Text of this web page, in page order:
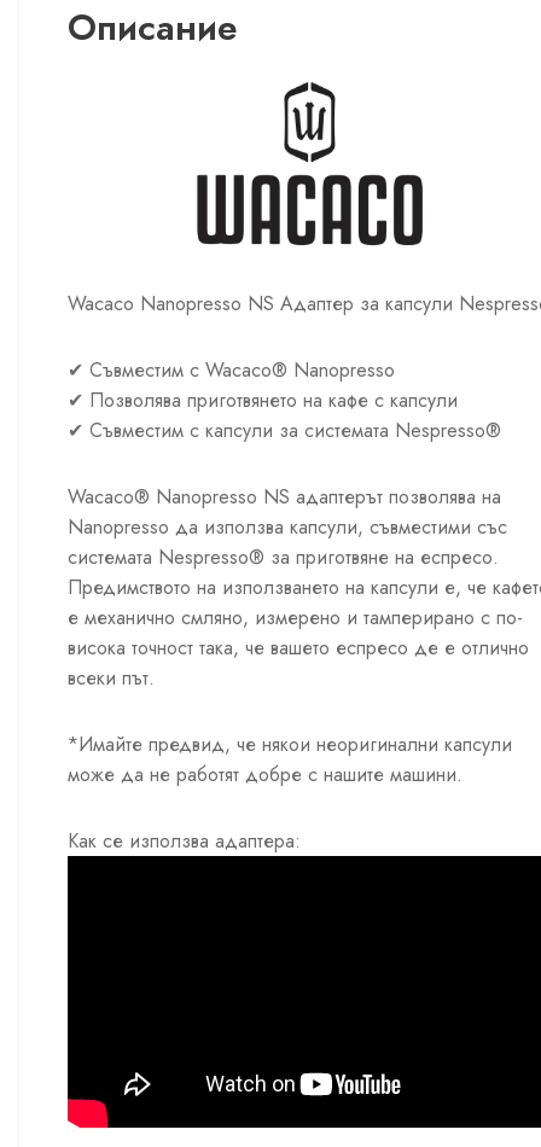
Описание
Wacaco Nanopresso NS Адаптер за капсули
✔ Съвместим с Wacaco® Nanopresso
✔ Позволява приготвянето на кафе с капсули
✔ Съвместим с капсули за системата Nespresso®
Wacaco® Nanopresso NS адаптерът позволява на
Nanopresso да използва капсули, съвместими със
системата Nespresso® за приготвяне на еспресо.
Предимството на използването на капсули е, че
е механично смляно, измерено и тамперирано с по-
висока точност така, че вашето еспресо де е отлично
всеки път.
*Имайте предвид, че някои неоригинални капсули
може да не работят добре с нашите машини.
Как се използва адаптера: